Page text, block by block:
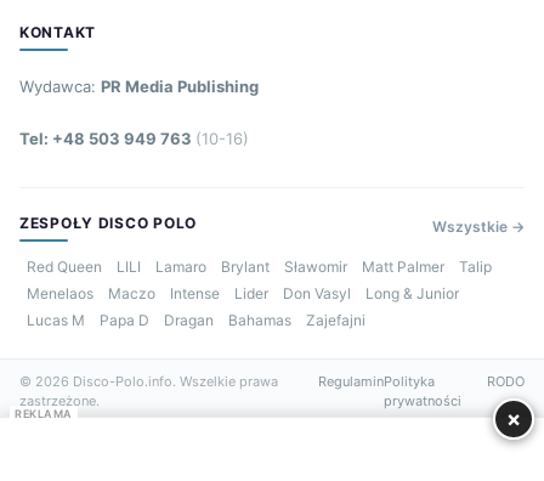
KONTAKT
Wydawca: PR Media Publishing
Tel: +48 503 949 763 (10-16)
ZESPOŁY DISCO POLO Wszystkie →
Red Queen LILI Lamaro Brylant Sławomir Matt Palmer
Talip
Menelaos
Maczo Intense Lider Don Vasyl
Long & Junior
Lucas M
Papa D Dragan Bahamas Zajefajni
© 2026 Disco-Polo.info. Wszelkie prawa
zastrzeżone.
RegulaminPolityka
prywatności
RODO
REKLAMA ×